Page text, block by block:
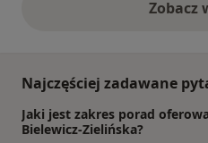
Zobacz
Najczęściej zadawane
Jaki jest zakres porad
Bielewicz-Zielińska?